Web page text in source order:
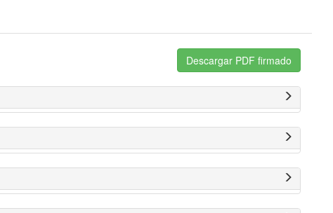
Descargar PDF firmado